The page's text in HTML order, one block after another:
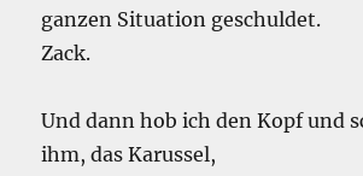
ganzen Situation geschuldet.
Zack.
Und dann hob ich den Kopf und
ihm, das Karussel,